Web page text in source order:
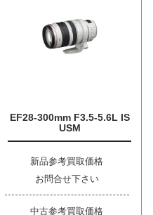
EF28-300mm F3.5-5.6L IS
USM
新品参考買取価格
お問合せ下さい
中古参考買取価格